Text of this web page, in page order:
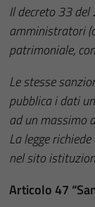
Il decreto 33
amministratori
patrimoniale,
Le stesse
pubblica i dati
ad un massimo
La legge
nel sito
Articolo 47